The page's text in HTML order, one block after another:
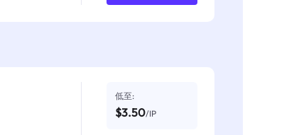
低至:
$3.50/IP